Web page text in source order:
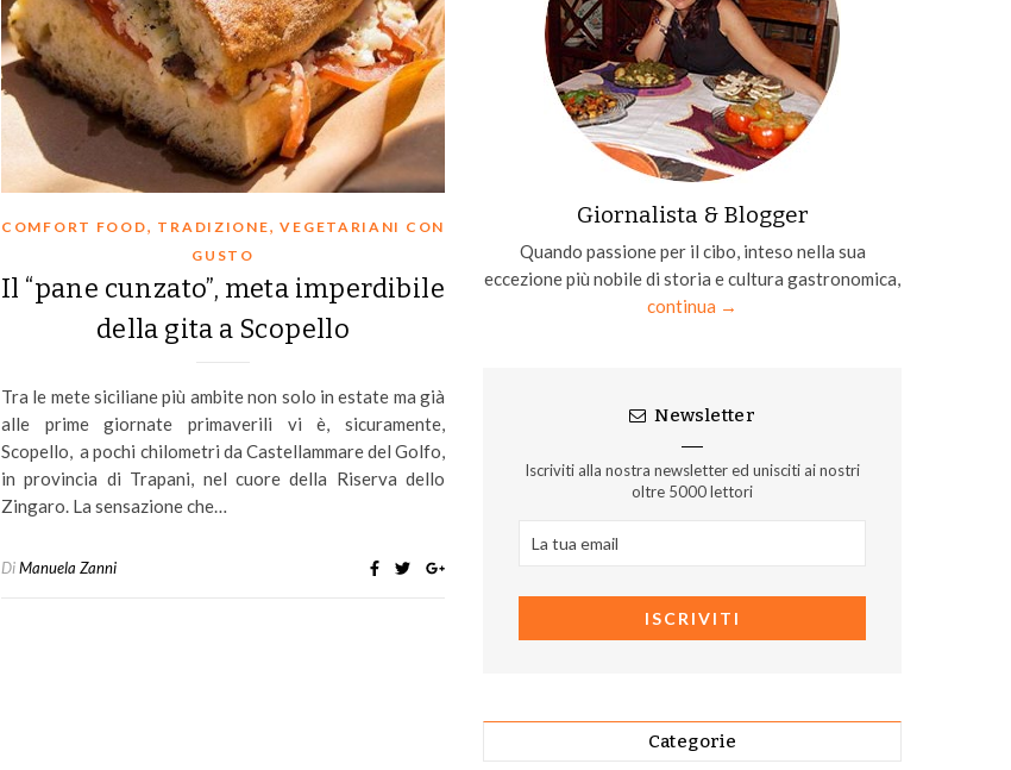
COMFORT FOOD, TRADIZIONE,VEGETARIANI CON
GUSTO
Il “pane cunzato”, meta imperdibile
della gita a Scopello
Tra le mete siciliane più ambite non solo in estate ma già
alle prime giornate primaverili vi è, sicuramente,
Scopello, a pochi chilometri da Castellammare del Golfo,
in provincia di Trapani, nel cuore della Riserva dello
Zingaro. La sensazione che…
DiManuela Zanni
Giornalista & Blogger
Quando passione per il cibo, inteso nella sua
eccezione più nobile di storia e cultura gastronomica,
continua →
Newsletter
Iscriviti alla nostra newsletter ed unisciti ai nostri
oltre 5000 lettori
Categorie